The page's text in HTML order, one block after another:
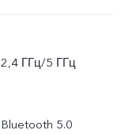
2,4 ГГц/5 ГГц
Bluetooth 5.0